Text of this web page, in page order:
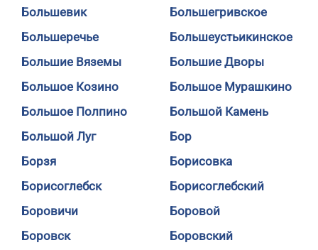
Большевик
Большегривское
Большеречье
Большеустьикинское
Большие Вяземы
Большие Дворы
Большое Козино
Большое Мурашкино
Большое Полпино
Большой Камень
Большой Луг
Бор
Борзя
Борисовка
Борисоглебск
Борисоглебский
Боровичи
Боровой
Боровск
Боровский